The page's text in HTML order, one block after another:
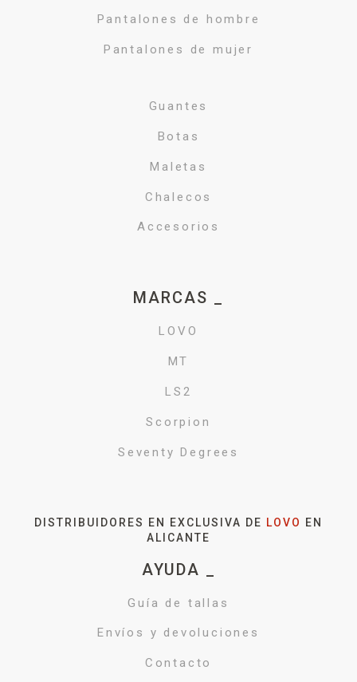
Pantalones de hombre
Pantalones de mujer
Guantes
Botas
Maletas
Chalecos
Accesorios
MARCAS _
LOVO
MT
LS2
Scorpion
Seventy Degrees
DISTRIBUIDORES EN EXCLUSIVA DE LOVO
EN
ALICANTE
AYUDA _
Guía de tallas
Envíos y devoluciones
Contacto